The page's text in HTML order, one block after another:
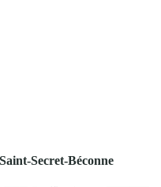
Secret-Béconne